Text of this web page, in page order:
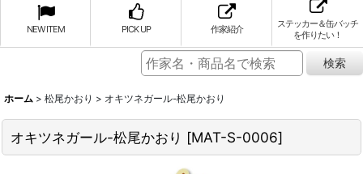
NEW ITEM PICK UP 作家紹介
ステッカー＆缶バッチ
を作りたい！
ホーム > 松尾かおり > オキツネガール-松尾かおり
オキツネガール-松尾かおり [MAT-S-0006]